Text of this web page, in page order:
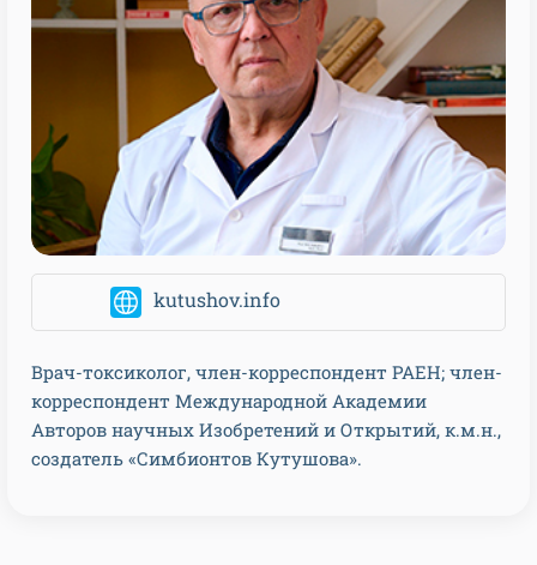
kutushov.info
Врач-токсиколог, член-корреспондент РАЕН; член-
корреспондент Международной Академии
Авторов научных Изобретений и Открытий, к.м.н.,
создатель «Симбионтов Кутушова».